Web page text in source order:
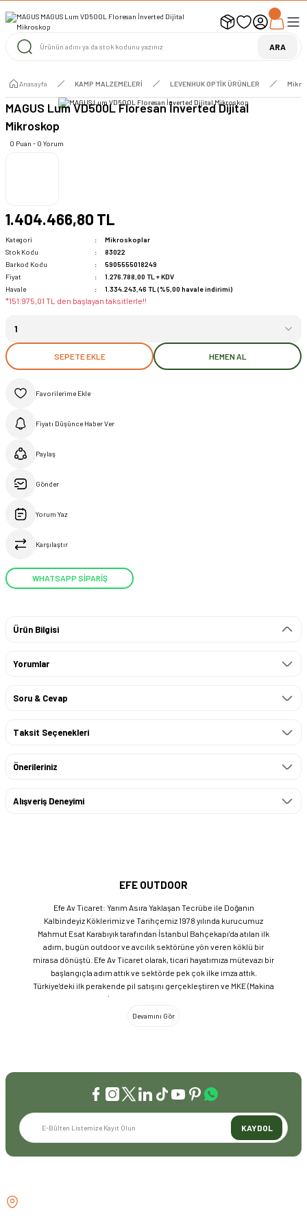
UYARI ! KARGOLAR 13 TEMMUZ 2026 YAPILACAK
1000 TL ve Üzeri Ücretsiz Kargo
ARA
Anasayfa KAMP MALZEMELERİ LEVENHUK OPTİK ÜRÜNLER
MAGUS Lum VD500L Floresan İnverted Dijital
Mikroskop
0 Puan - 0 Yorum
1.404.466,80 TL
Kategori
Mikroskoplar
Stok Kodu
83022
Barkod Kodu
5905555018249
Fiyat
1.276.788,00 TL + KDV
Havale
1.334.243,46 TL (%5,00 havale indirimi)
*151.975,01 TL den başlayan taksitlerle!!
SEPETE EKLE HEMEN AL
Fiyatı Düşünce Haber Ver
Paylaş
Gönder
Yorum Yaz
Karşılaştır
WHATSAPP SİPARİŞ
Ürün Bilgisi
Yorumlar
Soru & Cevap
Taksit Seçenekleri
Önerileriniz
Alışveriş Deneyimi
EFE OUTDOOR
Efe Av Ticaret: Yarım Asıra Yaklaşan Tecrübe ile Doğanın
Kalbindeyiz Köklerimiz ve Tarihçemiz 1978 yılında kurucumuz
Mahmut Esat Karabıyık tarafından İstanbul Bahçekapı’da atılan ilk
adım, bugün outdoor ve avcılık sektörüne yön veren köklü bir
mirasa dönüştü. Efe Av Ticaret olarak, ticari hayatımıza mütevazı bir
başlangıçla adım attık ve sektörde pek çok ilke imza attık.
Türkiye'deki ilk perakende pil satışını gerçekleştiren ve MKE (Makina
ve Kimya Endüstrisi) üretimi ürünleri satan ilk bayilerden biri olma
gururunu taşıyoruz. 1981 yılında Eminönü’nde açtığımız ve mülkiyeti
kurarak tüm Türkiye'ye hizmet vermeye başladık. 2016: Kadıköy
mağazamızın ve şimdiki Genel Merkezimizin açılışını
gerçekleştirdik. Global Markalar ve Yerli Üretim Gücü Yaklaşık
20'nin üzerinde dünya markasını Türkiye'ye getirerek outdoor
tutkunlarıyla buluşturuyoruz. Sadece ithalatla sınırlı kalmayıp;
EFEARMS, BUSHCRAFTFEST ve EFEAV tescilli markalarımızla
KAYDOL